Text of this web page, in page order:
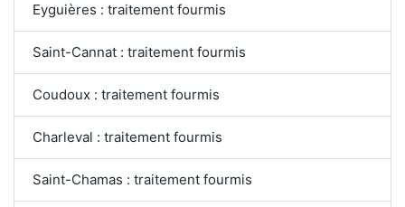
Eyguières : traitement fourmis
Saint-Cannat : traitement fourmis
Coudoux : traitement fourmis
Charleval : traitement fourmis
Saint-Chamas : traitement fourmis